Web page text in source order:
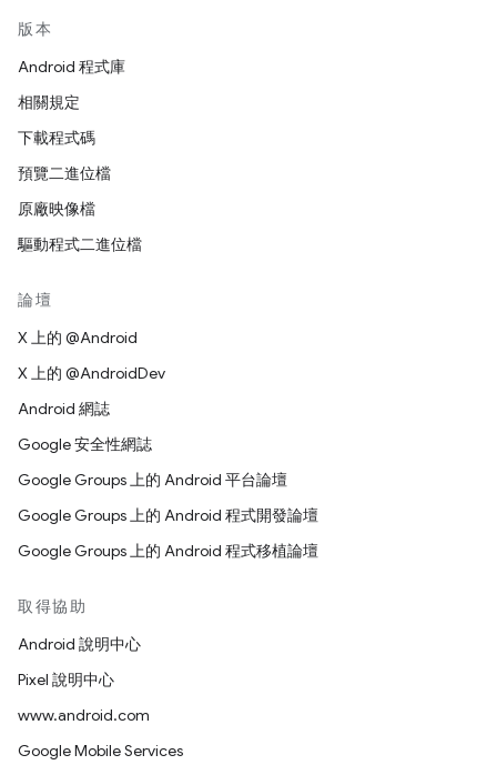
版本
Android 程式庫
相關規定
下載程式碼
預覽二進位檔
原廠映像檔
驅動程式二進位檔
論壇
X 上的 @Android
X 上的 @AndroidDev
Android 網誌
Google 安全性網誌
Google Groups 上的 Android 平台論壇
Google Groups 上的 Android 程式開發論壇
Google Groups 上的 Android 程式移植論壇
取得協助
Android 說明中心
Pixel 說明中心
www.android.com
Google Mobile Services